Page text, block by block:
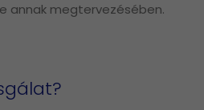
annak megtervezésében.